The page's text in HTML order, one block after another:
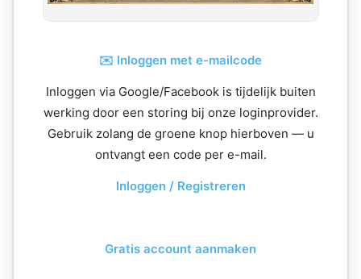
✉️ Inloggen met e-mailcode
Inloggen via Google/Facebook is tijdelijk buiten
werking door een storing bij onze loginprovider.
Gebruik zolang de groene knop hierboven — u
ontvangt een code per e-mail.
Inloggen / Registreren
Gratis account aanmaken